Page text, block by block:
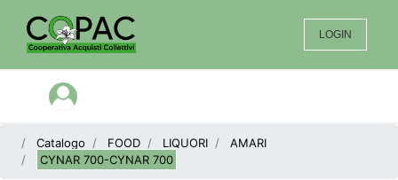
LOGIN
Open menu
Catalogo FOOD LIQUORI
AMARI
CYNAR 700-CYNAR 700